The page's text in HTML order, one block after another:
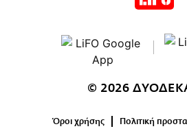
© 2026
Όροι χρήσης
Πολιτική